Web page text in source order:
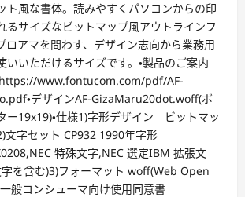
ト風な書体。読みやすくパソコンからの印
るサイズなビットマップ風アウトラインフ
ロアマを問わす、デザイン志向から業務用
いいただけるサイズです。・製品のご案内
www.fontucom.com/pdf/AF-
・デザインAF-GizaMaru20dot.woff(ボ
ー19x19)・仕様1)字形デザイン ビットマッ
文字セット CP932 1990年字形
特殊文字,NEC 選定IBM 拡張文
を含む)3)フォーマット woff(Web Open
般コンシューマ向け使用同意書